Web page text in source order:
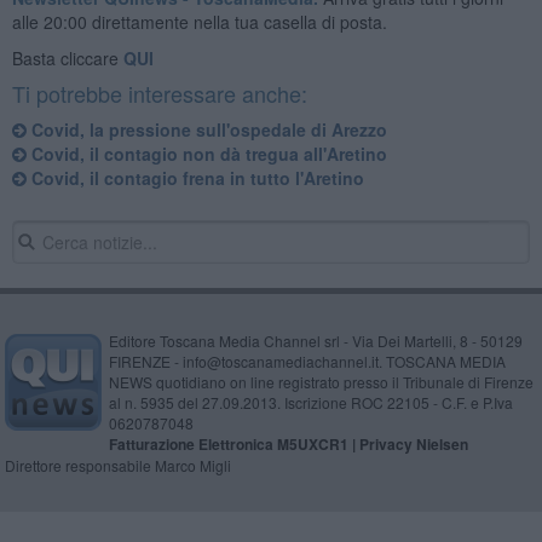
alle 20:00 direttamente nella tua casella di posta.
Basta cliccare QUI
Ti potrebbe interessare anche:
Covid, la pressione sull'ospedale di Arezzo
Covid, il contagio non dà tregua all'Aretino
Covid, il contagio frena in tutto l'Aretino
Editore Toscana Media Channel srl - Via Dei Martelli, 8 - 50129
FIRENZE - info@toscanamediachannel.it. TOSCANA MEDIA
NEWS quotidiano on line registrato presso il Tribunale di Firenze
al n. 5935 del 27.09.2013. Iscrizione ROC 22105 - C.F. e P.Iva
0620787048
Fatturazione Elettronica M5UXCR1 | Privacy Nielsen
Direttore responsabile Marco Migli